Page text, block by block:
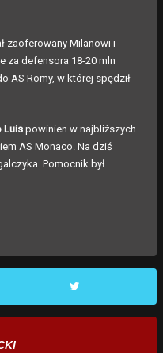
zaoferowany Milanowi i
za defensora 18-20 mln
AS Romy, w której spędził
Luis powinien w najbliższych
AS Monaco. Na dziś
Pomocnik był